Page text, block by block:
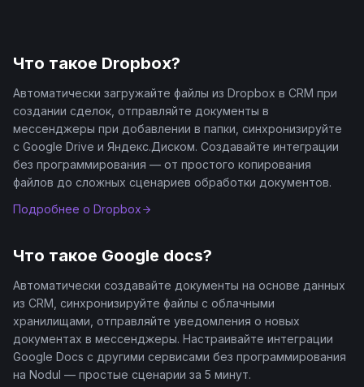
Что такое Dropbox?
Автоматически загружайте файлы из Dropbox в CRM при
создании сделок, отправляйте документы в
мессенджеры при добавлении в папки, синхронизируйте
с Google Drive и Яндекс.Диском. Создавайте интеграции
без программирования — от простого копирования
файлов до сложных сценариев обработки документов.
Подробнее о Dropbox
Что такое Google docs?
Автоматически создавайте документы на основе данных
из CRM, синхронизируйте файлы с облачными
хранилищами, отправляйте уведомления о новых
документах в мессенджеры. Настраивайте интеграции
Google Docs с другими сервисами без программирования
на Nodul — простые сценарии за 5 минут.